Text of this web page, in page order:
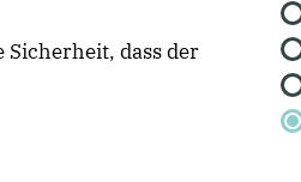
Sicherheit, dass der